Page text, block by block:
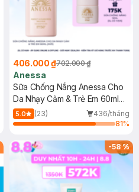
406.000 ₫702.000 ₫
Anessa
Sữa Chống Nắng Anessa Cho
Da Nhạy Cảm & Trẻ Em 60ml
(Mới)
5.0 (23)
436/tháng
81%
-58%